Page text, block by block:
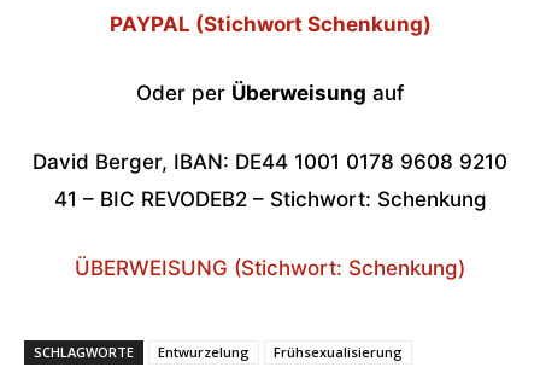
PAYPAL (Stichwort Schenkung)
Oder per Überweisung auf
David Berger, IBAN: DE44 1001 0178 9608 9210
41 – BIC REVODEB2 – Stichwort: Schenkung
ÜBERWEISUNG (Stichwort: Schenkung)
SCHLAGWORTE Entwurzelung
Frühsexualisierung